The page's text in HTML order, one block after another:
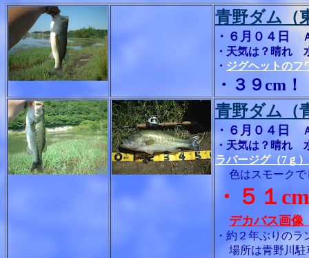
青野ダム（
・６月０４日
・天気は？晴れ
・ ジグヘットのフ
・３９cm！
青野ダム（
・６月０４日
・天気は？晴れ
ラバージグ（7ｇ
色はスモークで
・５１
デカバス画像
・約２年ぶりの
場所は青野川駐